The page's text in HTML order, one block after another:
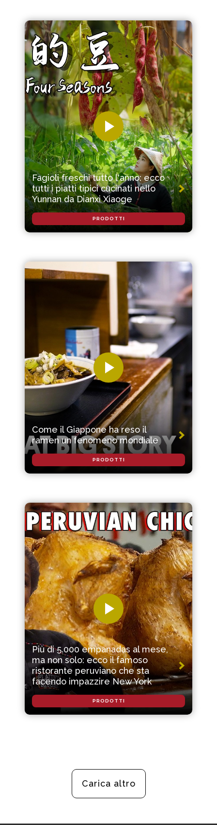
Fagioli freschi tutto l'anno: ecco
tutti i piatti tipici cucinati nello
Yunnan da Dianxi Xiaoge
PRODOTTI
Come il Giappone ha reso il
ramen un fenomeno mondiale
PRODOTTI
Più di 5.000 empanadas al mese,
ma non solo: ecco il famoso
ristorante peruviano che sta
facendo impazzire New York
PRODOTTI
Carica altro